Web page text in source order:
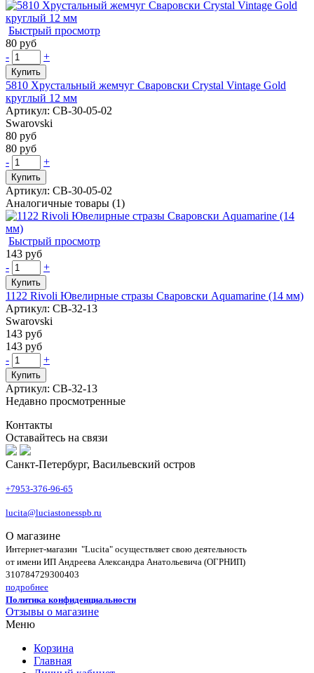
Быстрый просмотр
80 руб
-
+
Купить
5810 Хрустальный жемчуг Сваровски Crystal Vintage Gold
круглый 12 мм
Артикул: СВ-30-05-02
Swarovski
80 руб
80 руб
-
+
Купить
Артикул: СВ-30-05-02
Аналогичные товары (1)
Быстрый просмотр
143 руб
-
+
Купить
1122 Rivoli Ювелирные стразы Сваровски Aquamarine (14 мм)
Артикул: СВ-32-13
Swarovski
143 руб
143 руб
-
+
Купить
Артикул: СВ-32-13
Недавно просмотренные
Контакты
Оставайтесь на связи
Санкт-Петербург, Васильевский остров
+7953-376-96-65
lucita@luciastonesspb.ru
О магазине
Интернет-магазин "Lucita" осуществляет свою деятельность
от имени ИП Андреева Александра Анатольевича (ОГРНИП)
310784729300403
подробнее
Политика конфиденциальности
Отзывы о магазине
Меню
Корзина
Главная